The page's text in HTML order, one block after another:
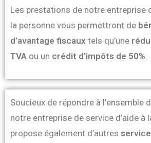
Les prestations de notre entreprise
la personne vous permettront de
d’avantage fiscaux tels qu’une
TVA ou un crédit d’impôts de 50%.
Soucieux de répondre à l’ensemble
notre entreprise de service d’aide à
propose également d’autres